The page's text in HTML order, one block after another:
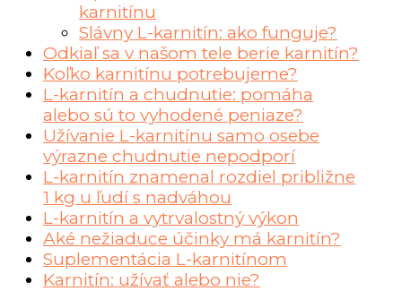
karnitínu
Slávny L-karnitín: ako funguje?
Odkiaľ sa v našom tele berie karnitín?
Koľko karnitínu potrebujeme?
L-karnitín a chudnutie: pomáha
alebo sú to vyhodené peniaze?
Užívanie L-karnitínu samo osebe
výrazne chudnutie nepodporí
L-karnitín znamenal rozdiel približne
1 kg u ľudí s nadváhou
L-karnitín a vytrvalostný výkon
Aké nežiaduce účinky má karnitín?
Suplementácia L-karnitínom
Karnitín: užívať alebo nie?